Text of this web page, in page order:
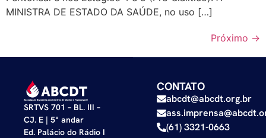
MINISTRA DE ESTADO DA SAÚDE, no uso […]
Próximo →
SRTVS 701 – BL. III –
CJ. E | 5° andar
Ed. Palácio do Rádio I
CONTATO
abcdt@abcdt.org.br
(61) 3321-0663